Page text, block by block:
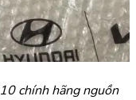
chính hãng nguồn